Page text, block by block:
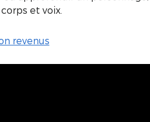
et voix.
revenus